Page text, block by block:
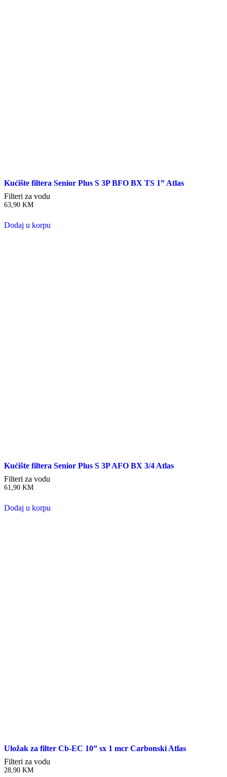
Kućište filtera Senior Plus S 3P BFO BX TS 1” Atlas
Filteri za vodu
63,90 KM
Dodaj u korpu
Kućište filtera Senior Plus S 3P AFO BX 3/4 Atlas
Filteri za vodu
61,90 KM
Dodaj u korpu
Uložak za filter Cb-EC 10” sx 1 mcr Carbonski Atlas
Filteri za vodu
28,90 KM